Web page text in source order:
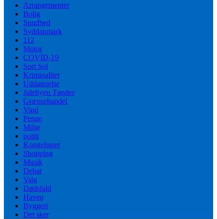
Arrangementer
Bolig
Sundhed
Syddanmark
112
Motor
COVID-19
Sort Sol
Kriminalitet
Uddannelse
Julebyen Tønder
Grænsehandel
Vind
Penge
Miljø
politi
Kongehuset
Shopping
Musik
Debat
Valg
Dødsfald
Haven
Byggeri
Det sker